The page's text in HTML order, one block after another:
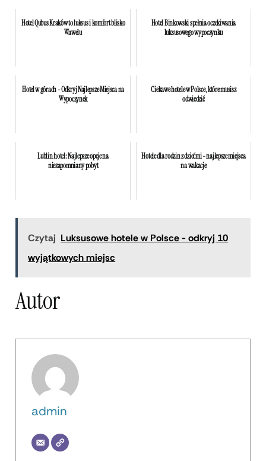
Hotel Qubus Kraków to luksus i komfort blisko
Wawelu
Hotel Binkowski spełnia oczekiwania
luksusowego wypoczynku
Hotel w górach - Odkryj Najlepsze Miejsca na
Wypoczynek
Ciekawe hotele w Polsce, które musisz
odwiedzić
Lublin hotel: Najlepsze opcje na
niezapomniany pobyt
Hotele dla rodzin z dziećmi - najlepsze miejsca
na wakacje
Czytaj Luksusowe hotele w Polsce - odkryj 10
wyjątkowych miejsc
Autor
admin